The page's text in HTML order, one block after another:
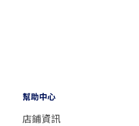
幫助中心
店鋪資訊